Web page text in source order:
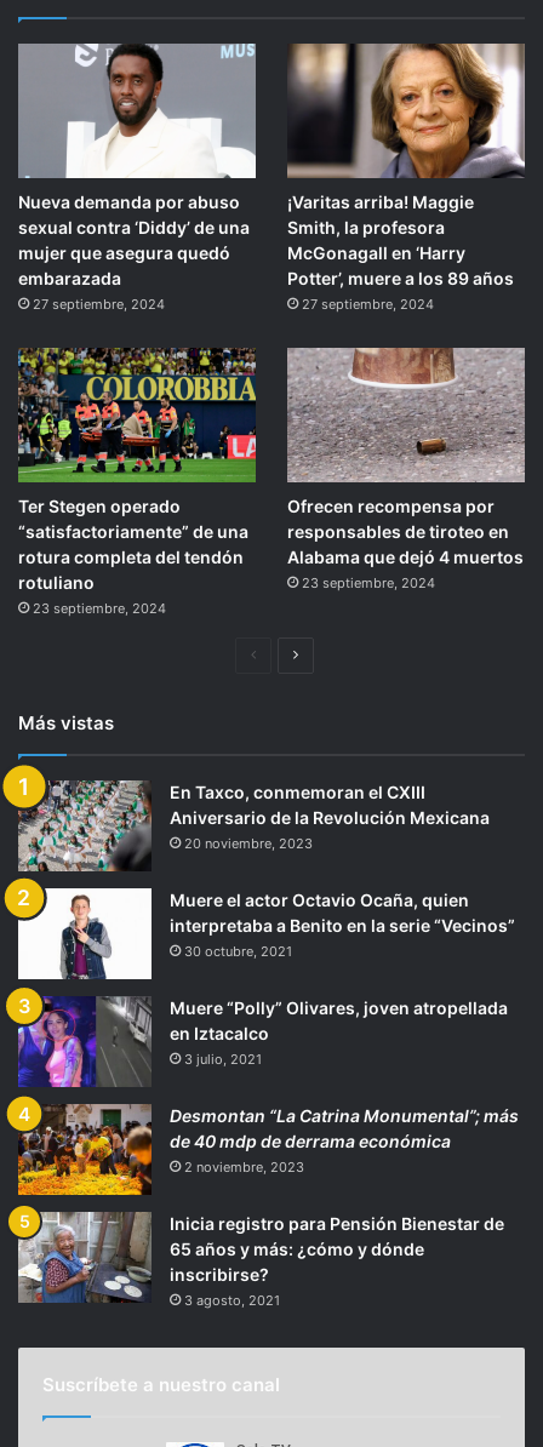
Nueva demanda por abuso
sexual contra ‘Diddy’ de una
mujer que asegura quedó
embarazada
27 septiembre, 2024
¡Varitas arriba! Maggie
Smith, la profesora
McGonagall en ‘Harry
Potter’, muere a los 89 años
27 septiembre, 2024
Ter Stegen operado
“satisfactoriamente” de una
rotura completa del tendón
rotuliano
23 septiembre, 2024
Ofrecen recompensa por
responsables de tiroteo en
Alabama que dejó 4 muertos
23 septiembre, 2024
PáginaSiguiente
Más vistas
En Taxco, conmemoran el CXIII
Aniversario de la Revolución Mexicana
20 noviembre, 2023
Muere el actor Octavio Ocaña, quien
interpretaba a Benito en la serie “Vecinos”
30 octubre, 2021
Muere “Polly” Olivares, joven atropellada
en Iztacalco
3 julio, 2021
Desmontan “La Catrina Monumental”; más
de 40 mdp de derrama económica
2 noviembre, 2023
Inicia registro para Pensión Bienestar de
65 años y más: ¿cómo y dónde
inscribirse?
3 agosto, 2021
Suscríbete a nuestro canal